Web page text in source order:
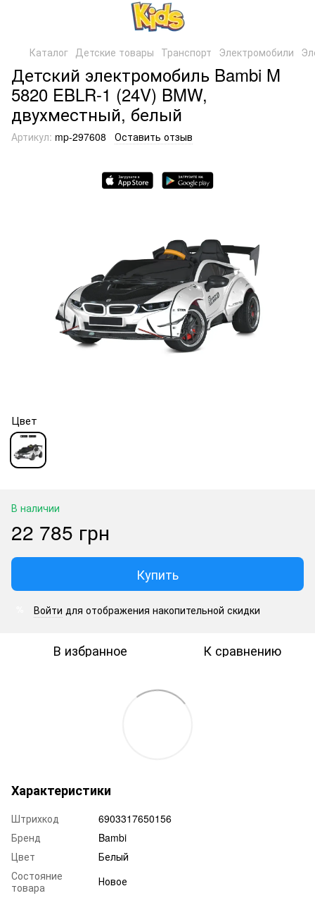
Каталог Детские товары Транспорт Электромобили
Детский электромобиль Bambi M
5820 EBLR-1 (24V) BMW,
двухместный, белый
Артикул: mp-297608 Оставить отзыв
Цвет
В наличии
22 785 грн
Купить
Войти для отображения накопительной скидки
В избранное К сравнению
Характеристики
Штрихкод
6903317650156
Бренд
Bambi
Цвет
Белый
Состояние
товара
Новое